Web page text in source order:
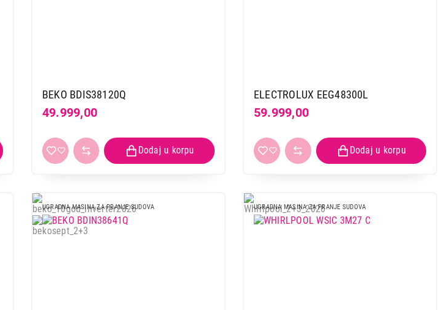
BEKO BDIS38120Q
49.999,00
ELECTROLUX EEG48300L
59.999,00
UGRADNA MASINA ZA PRANJE SUDOVA UGRADNA MASINA ZA PRANJE SUDOVA